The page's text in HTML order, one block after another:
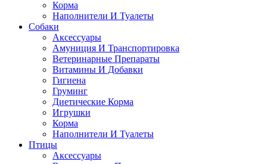
Корма
Наполнители И Туалеты
Собаки
Аксессуары
Амуниция И Транспортировка
Ветеринарные Препараты
Витамины И Добавки
Гигиена
Груминг
Диетические Корма
Игрушки
Корма
Наполнители И Туалеты
Птицы
Аксессуары